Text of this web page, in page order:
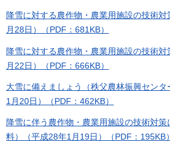
降雪に対する農作物・農業用施設の技術
月28日）（PDF：681KB）
降雪に対する農作物・農業用施設の技術対
月22日）（PDF：666KB）
大雪に備えましょう（秩父農林振興セン
1月20日）（PDF：462KB）
降雪に伴う農作物・農業用施設の技術対
料）（平成28年1月19日）（PDF：195KB）